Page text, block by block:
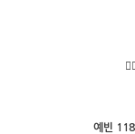
예빈